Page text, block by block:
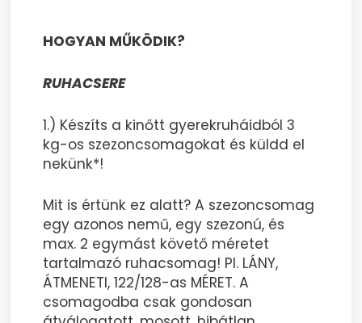
HOGYAN MŰKÖDIK?
RUHACSERE
1.) Készíts a kinőtt gyerekruháidból 3
kg-os szezoncsomagokat és küldd el
nekünk*!
Mit is értünk ez alatt? A szezoncsomag
egy azonos nemű, egy szezonú, és
max. 2 egymást követő méretet
tartalmazó ruhacsomag! Pl. LÁNY,
ÁTMENETI, 122/128-as MÉRET. A
csomagodba csak gondosan